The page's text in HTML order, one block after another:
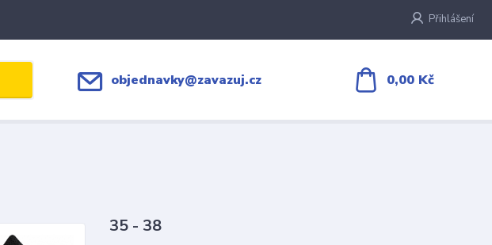
Přihlášení
objednavky@zavazuj.cz 0,00 Kč
35 - 38